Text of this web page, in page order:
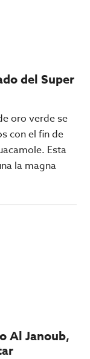
del Super
oro verde se
con el fin de
Esta
la magna
Al Janoub,